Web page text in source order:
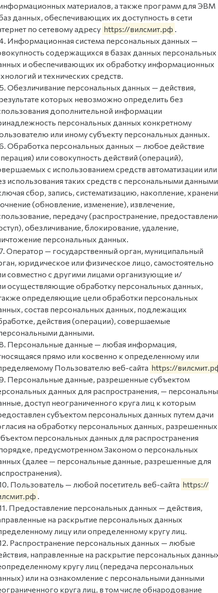
материалов, а также программ для ЭВМ
данных, обеспечивающих их доступность в сети
по сетевому адресу https://вилсмит.рф
Информационная система персональных данных —
содержащихся в базах данных персональных
и обеспечивающих их обработку информационных
и технических средств.
Обезличивание персональных данных — действия,
которых невозможно определить без
дополнительной информации
персональных данных конкретному
или иному субъекту персональных данных.
Обработка персональных данных — любое действие
или совокупность действий (операций),
с использованием средств автоматизации или
использования таких средств с персональными
сбор, запись, систематизацию, накопление,
(обновление, изменение), извлечение,
передачу (распространение,
обезличивание, блокирование, удаление,
персональных данных.
Оператор — государственный орган, муниципальный
юридическое или физическое лицо, самостоятельно
совместно с другими лицами организующие и/
осуществляющие обработку персональных данных,
определяющие цели обработки персональных
состав персональных данных, подлежащих
действия (операции), совершаемые
данными.
Персональные данные — любая информация,
прямо или косвенно к определенному или
Пользователю веб-сайта https://
Персональные данные, разрешенные субъектом
данных для распространения, —
доступ неограниченного круга лиц к которым
субъектом персональных данных путем дачи
на обработку персональных данных, разрешенных
персональных данных для распространения
предусмотренном Законом о персональных
(далее — персональные данные, разрешенные для
Пользователь — любой посетитель веб-сайта https://
Предоставление персональных данных — действия,
на раскрытие персональных данных
лицу или определенному кругу лиц.
Распространение персональных данных — любые
направленные на раскрытие персональных
кругу лиц (передача персональных
или на ознакомление с персональными данными
круга лиц, в том числе обнародование